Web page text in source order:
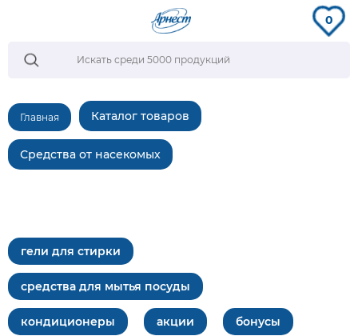
0
Главная Каталог товаров
Средства от насекомых
гели для стирки
средства для мытья посуды
кондиционеры акции бонусы